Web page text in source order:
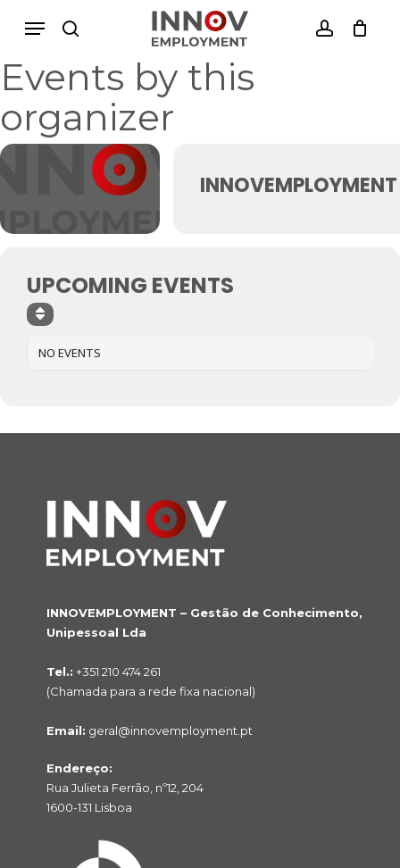
content
search account
Menu
Cesto de Compras Close
Events by this
organizer
INNOVEMPLOYMENT
UPCOMING EVENTS
NO EVENTS
INNOVEMPLOYMENT – Gestão de Conhecimento,
Unipessoal Lda
Tel.: +351 210 474 261
(Chamada para a rede fixa nacional)
Email: geral@innovemployment.pt
Endereço:
Rua Julieta Ferrão, nº12, 204
1600-131 Lisboa